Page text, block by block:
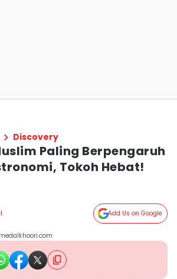
Discovery
Paling Berpengaruh
Tokoh Hebat!
Add Us on Google